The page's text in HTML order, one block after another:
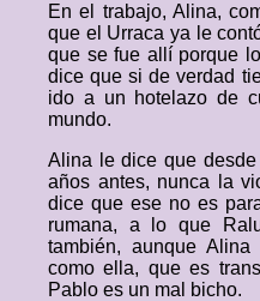
En el trabajo, Alina,
que el Urraca ya le
que se fue allí porque
dice que si de verdad
ido a un hotelazo de
mundo.
Alina le dice que
años antes, nunca la
dice que ese no es
rumana, a lo que
también, aunque
como ella, que es
Pablo es un mal bicho.